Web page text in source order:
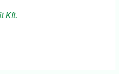
Kft.